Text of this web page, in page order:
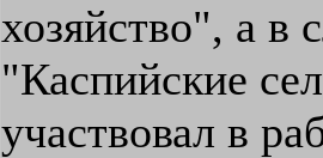
хозяйство", а в
"Каспийские
участвовал в